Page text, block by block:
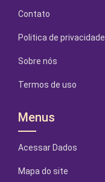
Contato
Politica de privacidade
Sobre nós
Termos de uso
Menus
Acessar Dados
Mapa do site